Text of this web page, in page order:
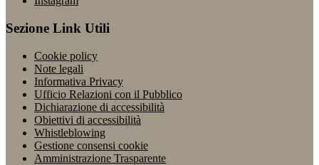
Sezione Link Utili
Cookie policy
Note legali
Informativa Privacy
Ufficio Relazioni con il Pubblico
Dichiarazione di accessibilità
Obiettivi di accessibilità
Whistleblowing
Gestione consensi cookie
Amministrazione Trasparente